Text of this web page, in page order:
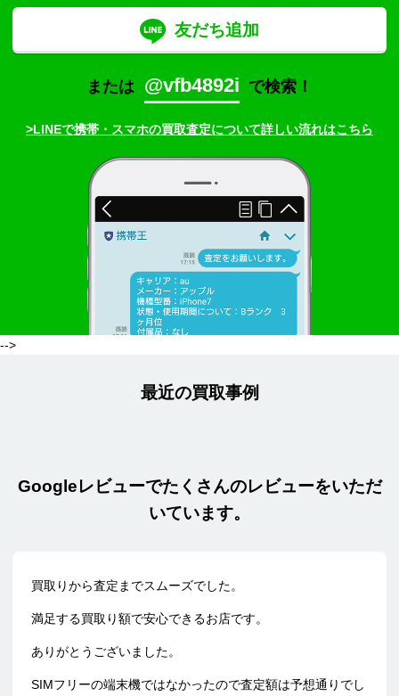
友だち追加
または @vfb4892i で検索！
>LINEで携帯・スマホの買取査定について詳しい流れはこちら
-->
最近の買取事例
Googleレビューでたくさんのレビューをいただ
いています。
買取りから査定までスムーズでした。
満足する買取り額で安心できるお店です。
ありがとうございました。
SIMフリーの端末機ではなかったので査定額は予想通りでし